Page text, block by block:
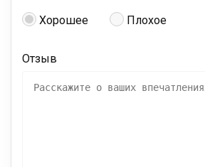
Хорошее Плохое
Отзыв